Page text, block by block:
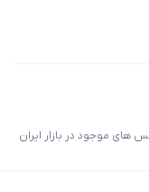
های موجود در بازار ایران